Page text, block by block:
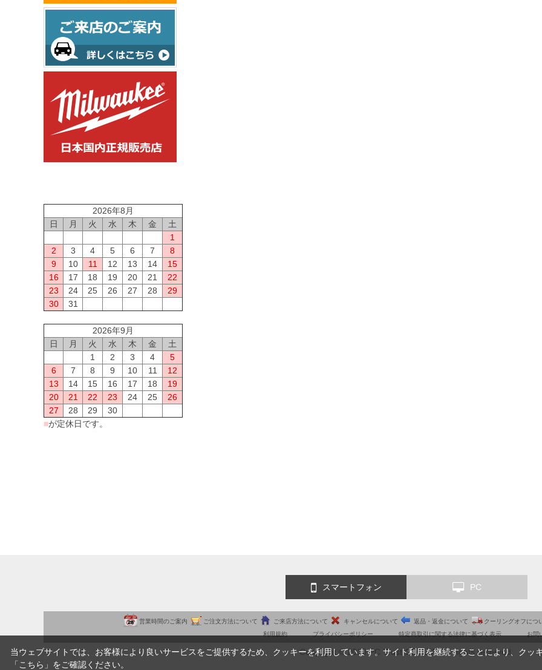
2026年8月
日
月 火 水 木 金
土
1
2
3 4 5 6 7
8
9
10 11 12 13 14
15
16
17 18 19 20 21
22
23
24 25 26 27 28
29
30
31
2026年9月
日
月 火 水 木 金
土
1
2 3 4
5
6
7 8 9 10 11
12
13
14 15 16 17 18
19
20
21 22 23 24 25
26
27
28 29
30
■が定休日です。
スマートフォン PC
営業時間のご案内 ご注文方法について ご来店方法について キャンセルについて 返品・返金について クーリングオフにつ
利用規約
プライバシーポリシー 特定商取引に関する法律に基づく表示 お問
Copyright © 2010 PC Trust CO.,LTD. All rights reserved.
当ウェブサイトでは、お客様により良いサービスをご提供するため、クッキーを利用しています。サイト利用を継続することにより、クッ
「 こちら 」をご確認ください。